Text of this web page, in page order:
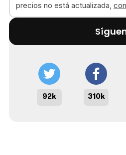
precios no está actualizada,
92k 310k